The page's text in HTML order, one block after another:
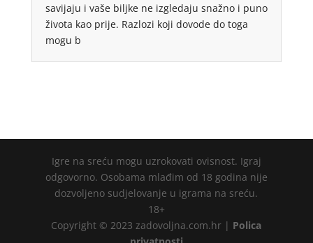
savijaju i vaše biljke ne izgledaju snažno i puno
života kao prije. Razlozi koji dovode do toga
mogu b
Igre na sreću mogu uzrokovati ovisnost. Igraj
odgovorno. Osobama mlađim od 18 godina nije
dozvoljeno sudjelovanje u igrama na sreću.
18+
Copyright © 2023 zadovoljna.com.hr | Polica